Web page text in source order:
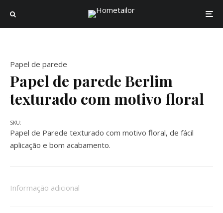
Papel de parede
Papel de parede Berlim
texturado com motivo floral
Papel de Parede texturado com motivo floral, de fácil
aplicação e bom acabamento.
SKU:
Informação adicional